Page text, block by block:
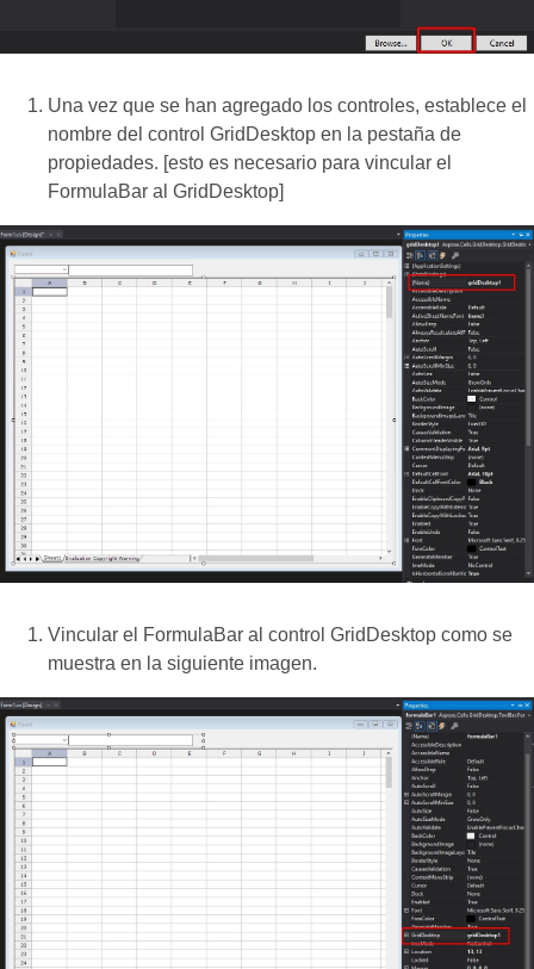
Una vez que se han agregado los controles, establece el
nombre del control GridDesktop en la pestaña de
propiedades. [esto es necesario para vincular el
FormulaBar al GridDesktop]
Vincular el FormulaBar al control GridDesktop como se
muestra en la siguiente imagen.